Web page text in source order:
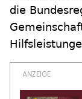
die